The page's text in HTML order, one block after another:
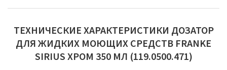
ТЕХНИЧЕСКИЕ ХАРАКТЕРИСТИКИ ДОЗАТОР
ДЛЯ ЖИДКИХ МОЮЩИХ СРЕДСТВ FRANKE
SIRIUS ХРОМ 350 МЛ (119.0500.471)